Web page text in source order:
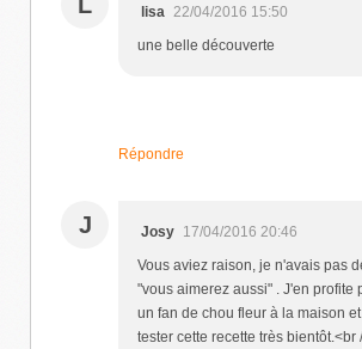
lisa
22/04/2016 15:50
une belle découverte
Répondre
J Josy 17/04/2016 20:46
Vous aviez raison, je n'avais pas
"vous aimerez aussi" . J'en profite
un fan de chou fleur à la maison
tester cette recette très